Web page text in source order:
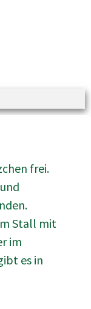
frei.
Stall mit
im
es in